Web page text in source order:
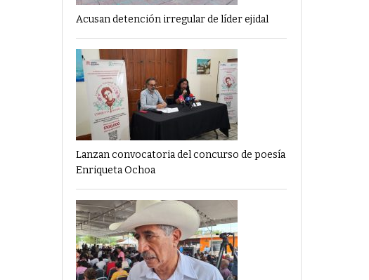
Acusan detención irregular de líder ejidal
Lanzan convocatoria del concurso de poesía
Enriqueta Ochoa